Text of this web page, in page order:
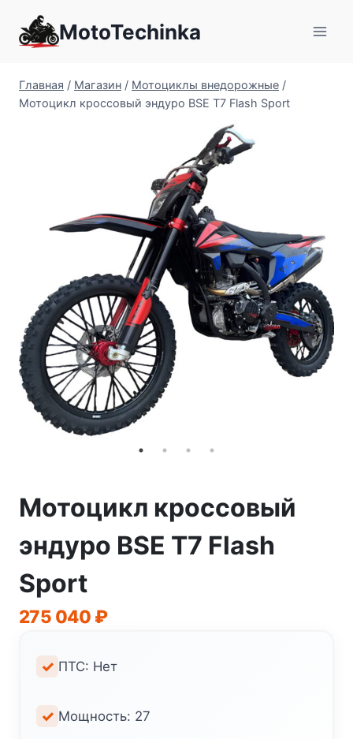
содержимому
MotoTechinka
Главная / Магазин / Мотоциклы внедорожные /
Мотоцикл кроссовый эндуро BSE T7 Flash Sport
Мотоцикл кроссовый
эндуро BSE T7 Flash
Sport
275 040 ₽
ПТС: Нет
Мощность: 27